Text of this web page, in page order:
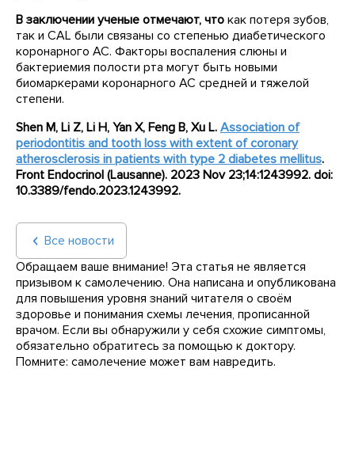
В заключении ученые отмечают, что как потеря зубов,
так и CAL были связаны со степенью диабетического
коронарного АС. Факторы воспаления слюны и
бактериемия полости рта могут быть новыми
биомаркерами коронарного АС средней и тяжелой
степени.
Shen M, Li Z, Li H, Yan X, Feng B, Xu L. Association of
periodontitis and tooth loss with extent of coronary
atherosclerosis in patients with type 2 diabetes mellitus.
Front Endocrinol (Lausanne). 2023 Nov 23;14:1243992. doi:
10.3389/fendo.2023.1243992.
Все новости
Обращаем ваше внимание! Эта статья не является
призывом к самолечению. Она написана и опубликована
для повышения уровня знаний читателя о своём
здоровье и понимания схемы лечения, прописанной
врачом. Если вы обнаружили у себя схожие симптомы,
обязательно обратитесь за помощью к доктору.
Помните: самолечение может вам навредить.